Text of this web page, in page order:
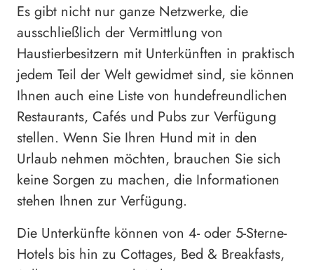
Es gibt nicht nur ganze Netzwerke, die
ausschließlich der Vermittlung von
Haustierbesitzern mit Unterkünften in praktisch
jedem Teil der Welt gewidmet sind, sie können
Ihnen auch eine Liste von hundefreundlichen
Restaurants, Cafés und Pubs zur Verfügung
stellen. Wenn Sie Ihren Hund mit in den
Urlaub nehmen möchten, brauchen Sie sich
keine Sorgen zu machen, die Informationen
stehen Ihnen zur Verfügung.
Die Unterkünfte können von 4- oder 5-Sterne-
Hotels bis hin zu Cottages, Bed & Breakfasts,